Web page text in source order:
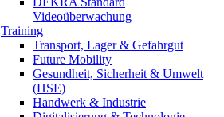
Videoüberwachung
Training
Transport, Lager & Gefahrgut
Future Mobility
Gesundheit, Sicherheit & Umwelt
(HSE)
Handwerk & Industrie